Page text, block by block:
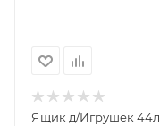
Ящик д/Игрушек 44л